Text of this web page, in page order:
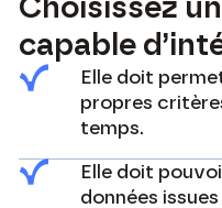
Choisissez
capable
Elle doit
propres
temps.
Elle doit
données